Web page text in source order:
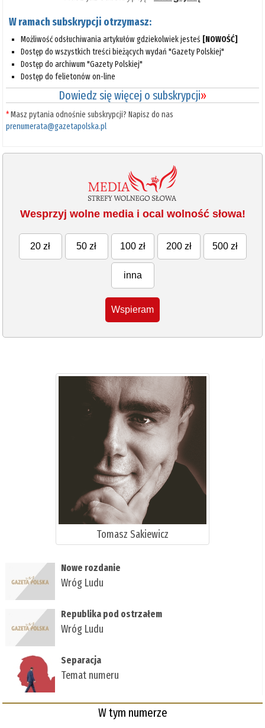
W ramach subskrypcji otrzymasz:
Możliwość odsłuchiwania artykułów gdziekolwiek jesteś [NOWOŚĆ]
Dostęp do wszystkich treści bieżących wydań "Gazety Polskiej"
Dostęp do archiwum "Gazety Polskiej"
Dostęp do felietonów on-line
Dowiedz się więcej o subskrypcji»
*Masz pytania odnośnie subskrypcji? Napisz do nas
prenumerata@gazetapolska.pl
Wesprzyj wolne media i ocal wolność słowa!
20 zł 50 zł 100 zł 200 zł 500 zł
inna
Wspieram
Tomasz Sakiewicz
Nowe rozdanie
Wróg Ludu
Republika pod ostrzałem
Wróg Ludu
Separacja
Temat numeru
W tym numerze